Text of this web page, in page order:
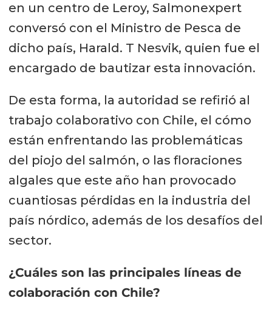
en un centro de Leroy, Salmonexpert
conversó con el Ministro de Pesca de
dicho país, Harald. T Nesvik, quien fue el
encargado de bautizar esta innovación.
De esta forma, la autoridad se refirió al
trabajo colaborativo con Chile, el cómo
están enfrentando las problemáticas
del piojo del salmón, o las floraciones
algales que este año han provocado
cuantiosas pérdidas en la industria del
país nórdico, además de los desafíos del
sector.
¿Cuáles son las principales líneas de
colaboración con Chile?